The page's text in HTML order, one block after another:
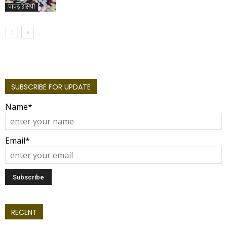
पापड़ रेसिपी
SUBSCRIBE FOR UPDATE
Name*
Email*
RECENT